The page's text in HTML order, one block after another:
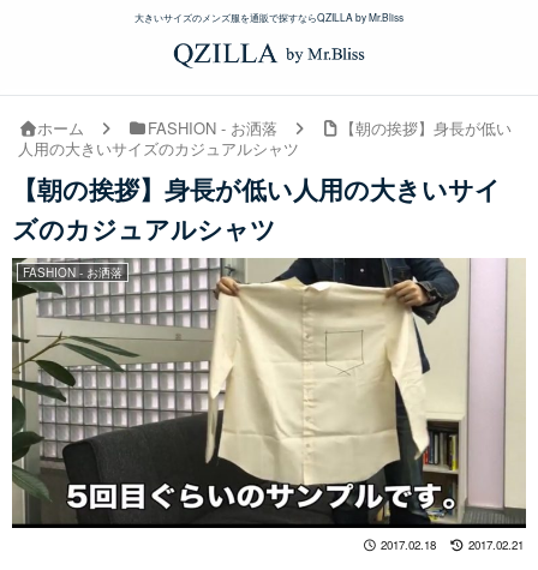
大きいサイズのメンズ服を通販で探すならQZILLA by Mr.Bliss
ホーム FASHION - お洒落
【朝の挨拶】身長が低い
人用の大きいサイズのカジュアルシャツ
【朝の挨拶】身長が低い人用の大きいサイ
ズのカジュアルシャツ
FASHION - お洒落
2017.02.21
2017.02.18